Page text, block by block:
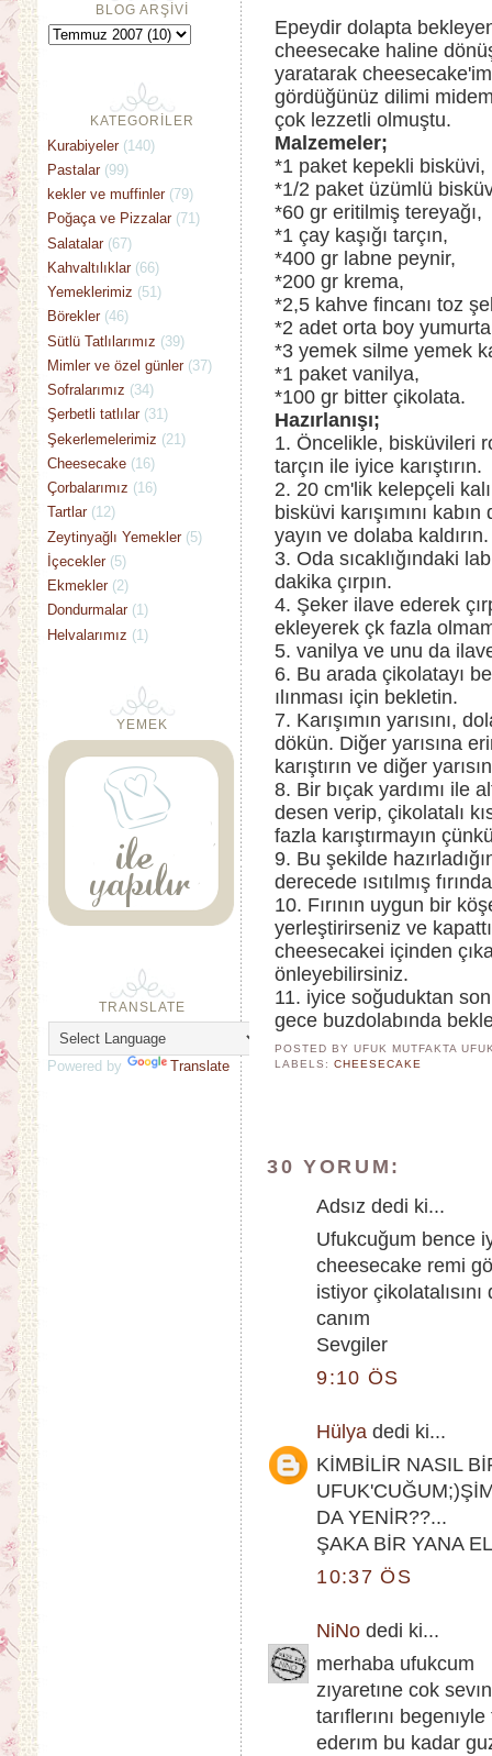
Epeydir dolapta
cheesecake haline
yaratarak
gördüğünüz dilimi
çok lezzetli olmuştu.
Malzemeler;
*1 paket kepekli bisküvi,
*1/2 paket üzümlü
*60 gr eritilmiş tereyağı,
*1 çay kaşığı tarçın,
*400 gr labne peynir,
*200 gr krema,
*2,5 kahve fincanı toz
*2 adet orta boy
*3 yemek silme yemek
*1 paket vanilya,
*100 gr bitter çikolata.
Hazırlanışı;
1. Öncelikle, bisküvileri
tarçın ile iyice karıştırın.
2. 20 cm'lik kelepçeli
bisküvi karışımını
yayın ve dolaba kaldırın.
3. Oda sıcaklığındaki
dakika çırpın.
4. Şeker ilave ederek
ekleyerek çk fazla
5. vanilya ve unu da
6. Bu arada çikolatayı
ılınması için bekletin.
7. Karışımın yarısını,
dökün. Diğer yarısına
karıştırın ve diğer
8. Bir bıçak yardımı ile
desen verip, çikolatalı
fazla karıştırmayın
9. Bu şekilde
derecede ısıtılmış
10. Fırının uygun bir
yerleştirirseniz ve
cheesecakei içinden
önleyebilirsiniz.
11. iyice soğuduktan
gece buzdolabında
POSTED BY UFUK MUTFAKTA
LABELS:CHEESECAKE
30 YORUM:
Adsız dedi ki...
Ufukcuğum bence
cheesecake remi
istiyor
canım
Sevgiler
9:10 ÖS
Hülya dedi ki...
KİMBİLİR NASIL
DA YENİR??...
ŞAKA BİR YANA
10:37 ÖS
NiNo dedi ki...
merhaba ufukcum
zıyaretıne cok
tarıflerını
ederım bu kadar
BLOG ARŞİVİ
KATEGORİLER
Kurabiyeler (140)
Pastalar (99)
kekler ve muffinler (79)
Poğaça ve Pizzalar (71)
Salatalar (67)
Kahvaltılıklar (66)
Yemeklerimiz (51)
Börekler (46)
Sütlü Tatlılarımız (39)
Mimler ve özel günler (37)
Sofralarımız (34)
Şerbetli tatlılar (31)
Şekerlemelerimiz (21)
Cheesecake (16)
Çorbalarımız (16)
Tartlar (12)
Zeytinyağlı Yemekler (5)
İçecekler (5)
Ekmekler (2)
Dondurmalar (1)
Helvalarımız (1)
YEMEK
TRANSLATE
Powered by Translate